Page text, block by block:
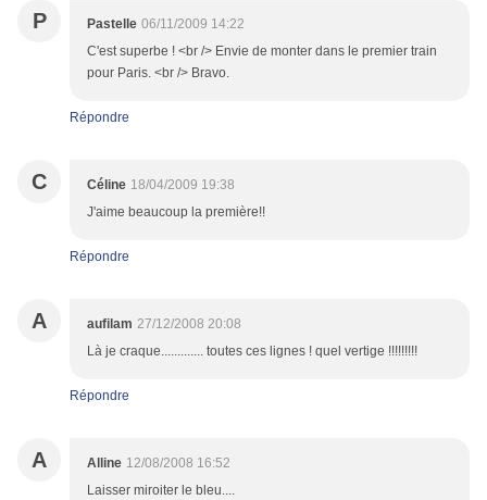
P Pastelle 06/11/2009 14:22
C'est superbe ! <br /> Envie de monter dans le premier train
pour Paris. <br /> Bravo.
Répondre
C Céline 18/04/2009 19:38
J'aime beaucoup la première!!
Répondre
A aufilam 27/12/2008 20:08
Là je craque............. toutes ces lignes ! quel vertige !!!!!!!!!
Répondre
A Alline 12/08/2008 16:52
Laisser miroiter le bleu....